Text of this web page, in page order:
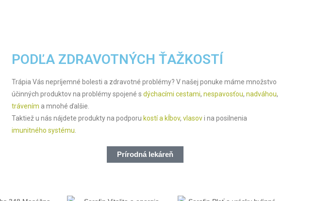
PODĽA ZDRAVOTNÝCH ŤAŽKOSTÍ
Trápia Vás nepríjemné bolesti a zdravotné problémy? V našej ponuke máme množstvo
účinných produktov na problémy spojené s dýchacími cestami, nespavosťou, nadváhou,
trávením a mnohé ďalšie.
Taktiež u nás nájdete produkty na podporu kostí a kĺbov, vlasovi na posilnenia
imunitného systému
Prírodná lekáreň